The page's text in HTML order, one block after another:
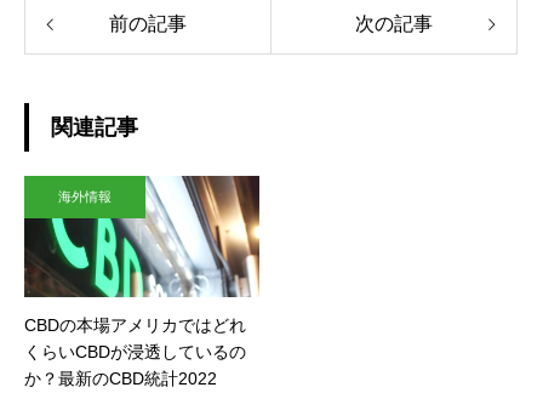
前の記事 次の記事
関連記事
海外情報
CBDの本場アメリカではどれ
くらいCBDが浸透しているの
か？最新のCBD統計2022